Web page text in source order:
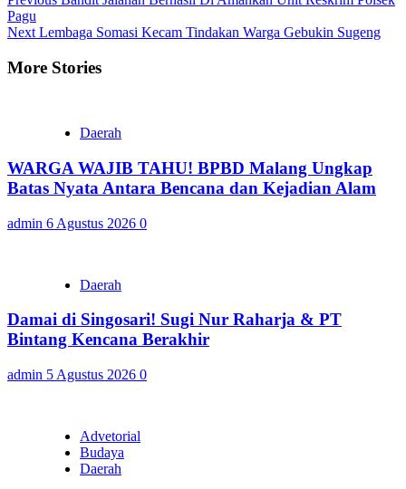
Reading
Pagu
Next Lembaga Somasi Kecam Tindakan Warga Gebukin Sugeng
More Stories
Daerah
WARGA WAJIB TAHU! BPBD Malang Ungkap
Batas Nyata Antara Bencana dan Kejadian Alam
admin 6 Agustus 2026 0
Daerah
Damai di Singosari! Sugi Nur Raharja & PT
Bintang Kencana Berakhir
admin 5 Agustus 2026 0
Advetorial
Budaya
Daerah